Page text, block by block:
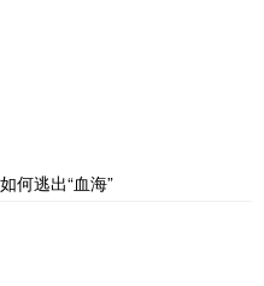
何逃出“血海”